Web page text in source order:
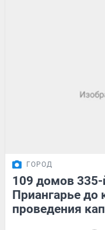
ГОРОД
109 домов
Приангарье до
проведения